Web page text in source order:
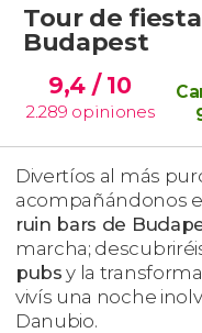
Tour de
Budapest
9,4 / 10
2.289 opiniones
Divertíos al más
acompañándonos
ruin bars de
marcha;
pubs y la
vivís una noche
Danubio.